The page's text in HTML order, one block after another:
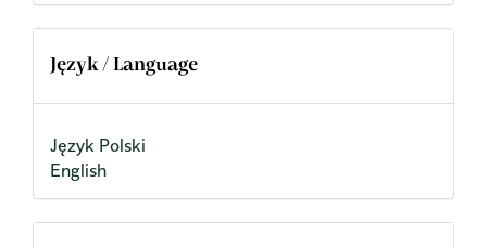
Język / Language
Język Polski
English